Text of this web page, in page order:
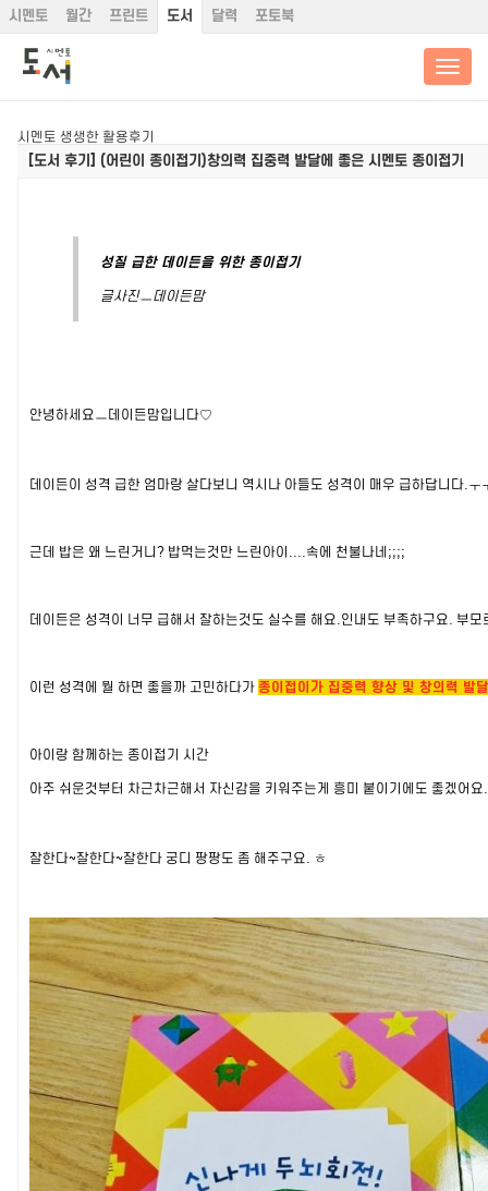
시멘토 월간 프린트 도서 달력 포토북
시멘토 생생한 활용후기
[도서 후기] (어린이 종이접기)창의력 집중력 발달에 좋은 시멘토 종이접기
성질 급한 데이든을 위한 종이접기
글사진ㅡ데이든맘
안녕하세요ㅡ데이든맘입니다♡
데이든이 성격 급한 엄마랑 살다보니 역시나 아들도 성격이 매우 급하답니다.
근데 밥은 왜 느린거니? 밥먹는것만 느린아이....속에 천불나네;;;;
데이든은 성격이 너무 급해서 잘하는것도 실수를 해요.인내도 부족하구요. 부
이런 성격에 뭘 하면 좋을까 고민하다가 종이접이가 집중력 향상 및 창의력 발
아이랑 함께하는 종이접기 시간
아주 쉬운것부터 차근차근해서 자신감을 키워주는게 흥미 붙이기에도 좋겠어요.
잘한다~잘한다~잘한다 궁디 팡팡도 좀 해주구요. ㅎ